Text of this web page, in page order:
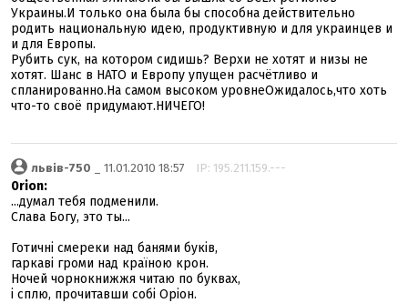
Украины.И только она была бы способна действительно
родить национальную идею, продуктивную и для украинцев и
и для Европы.
Рубить сук, на котором сидишь? Верхи не хотят и низы не
хотят. Шанс в НАТО и Европу упущен расчётливо и
спланированно.На самом высоком уровнеОжидалось,что хоть
что-то своё придумают.НИЧЕГО!
львів-750 _ 11.01.2010 18:57 IP: 195.211.159.---
0rion:
...думал тебя подменили.
Слава Богу, это ты...
Готичні смереки над банями буків,
гаркаві громи над країною крон.
Ночей чорнокнижжя читаю по буквах,
і сплю, прочитавши собі Оріон.